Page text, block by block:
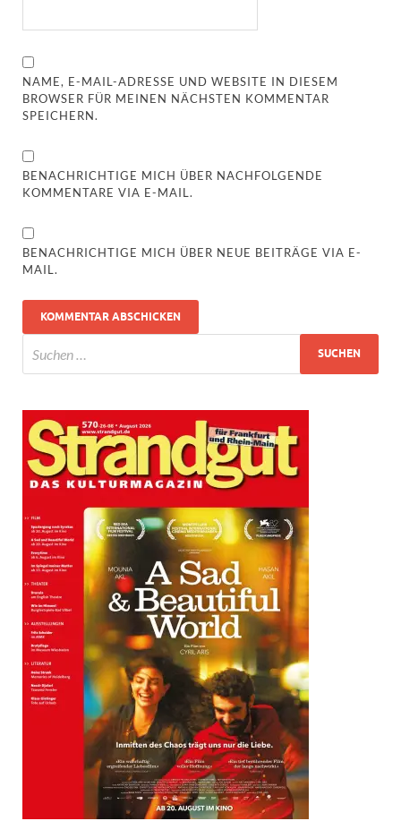
NAME, E-MAIL-ADRESSE UND WEBSITE IN DIESEM
BROWSER FÜR MEINEN NÄCHSTEN KOMMENTAR
SPEICHERN.
BENACHRICHTIGE MICH ÜBER NACHFOLGENDE
KOMMENTARE VIA E-MAIL.
BENACHRICHTIGE MICH ÜBER NEUE BEITRÄGE VIA E-
MAIL.